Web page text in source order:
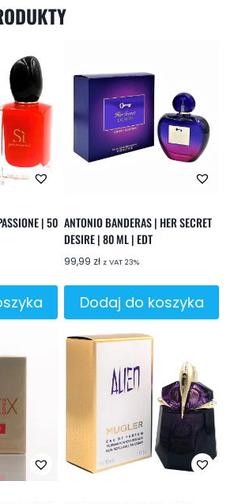
| 50 ANTONIO BANDERAS | HER SECRET
DESIRE | 80 ML | EDT
99,99 zł z VAT 23%
Dodaj do koszyka